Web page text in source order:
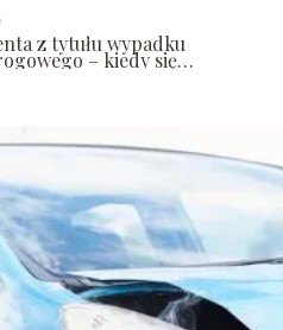
z tytułu wypadku
– kiedy się